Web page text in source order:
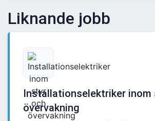
Liknande jobb
Installationselektriker inom
övervakning